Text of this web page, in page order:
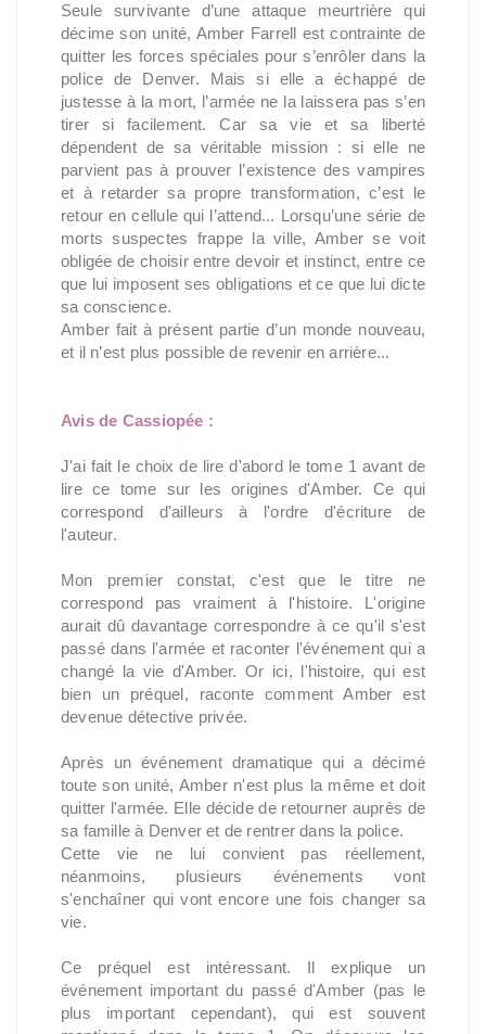
Seule survivante d’une attaque meurtrière qui
décime son unité, Amber Farrell est contrainte de
quitter les forces spéciales pour s’enrôler dans la
police de Denver. Mais si elle a échappé de
justesse à la mort, l’armée ne la laissera pas s’en
tirer si facilement. Car sa vie et sa liberté
dépendent de sa véritable mission : si elle ne
parvient pas à prouver l’existence des vampires
et à retarder sa propre transformation, c’est le
retour en cellule qui l’attend... Lorsqu’une série de
morts suspectes frappe la ville, Amber se voit
obligée de choisir entre devoir et instinct, entre ce
que lui imposent ses obligations et ce que lui dicte
sa conscience.
Amber fait à présent partie d’un monde nouveau,
et il n’est plus possible de revenir en arrière...
Avis de Cassiopée :
J'ai fait le choix de lire d'abord le tome 1 avant de
lire ce tome sur les origines d'Amber. Ce qui
correspond d'ailleurs à l'ordre d'écriture de
l'auteur.
Mon premier constat, c'est que le titre ne
correspond pas vraiment à l'histoire. L'origine
aurait dû davantage correspondre à ce qu'il s'est
passé dans l'armée et raconter l'événement qui a
changé la vie d'Amber. Or ici, l'histoire, qui est
bien un préquel, raconte comment Amber est
devenue détective privée.
Après un événement dramatique qui a décimé
toute son unité, Amber n'est plus la même et doit
quitter l'armée. Elle décide de retourner auprès de
sa famille à Denver et de rentrer dans la police.
Cette vie ne lui convient pas réellement,
néanmoins, plusieurs événements vont
s'enchaîner qui vont encore une fois changer sa
vie.
Ce préquel est intéressant. Il explique un
événement important du passé d'Amber (pas le
plus important cependant), qui est souvent